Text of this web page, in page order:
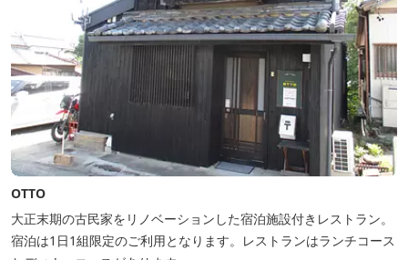
OTTO
大正末期の古民家をリノベーションした宿泊施設付きレストラン。
宿泊は1日1組限定のご利用となります。レストランはランチコース